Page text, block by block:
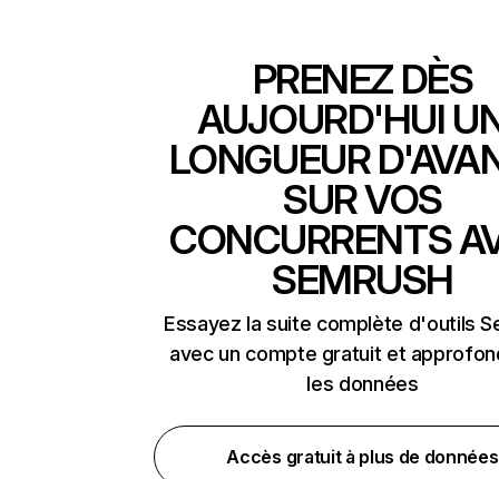
PRENEZ DÈS
AUJOURD'HUI
LONGUEUR
SUR VOS
CONCURRENTS
SEMRUSH
Essayez la suite complète d'outils
avec un compte gratuit et
les données
Accès gratuit à plus de données